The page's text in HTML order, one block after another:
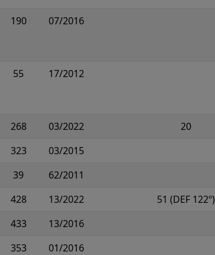
190 07/2016
55 17/2012
268 03/2022 20
323 03/2015
39 62/2011
428 13/2022 51 (DEF 122º)
433 13/2016
353 01/2016